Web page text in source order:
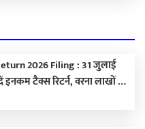
2026 Filing : 31 जुलाई
टैक्स रिटर्न, वरना लाखों का